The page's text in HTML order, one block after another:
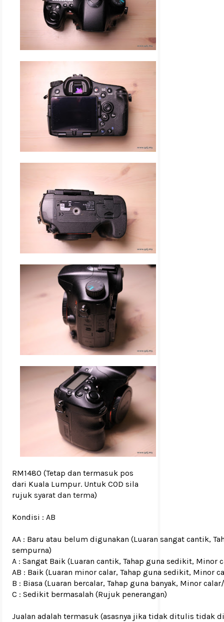
RM1480 (Tetap dan termasuk pos
dari Kuala Lumpur. Untuk COD sila
rujuk syarat dan terma)
Kondisi : AB
AA : Baru atau belum digunakan (Luaran sangat cantik,
sempurna)
A : Sangat Baik (Luaran cantik, Tahap guna sedikit,
AB : Baik (Luaran minor calar, Tahap guna sedikit, Minor
B : Biasa (Luaran bercalar, Tahap guna banyak, Minor
C : Sedikit bermasalah (Rujuk penerangan)
Jualan adalah termasuk (asasnya jika tidak ditulis tidak